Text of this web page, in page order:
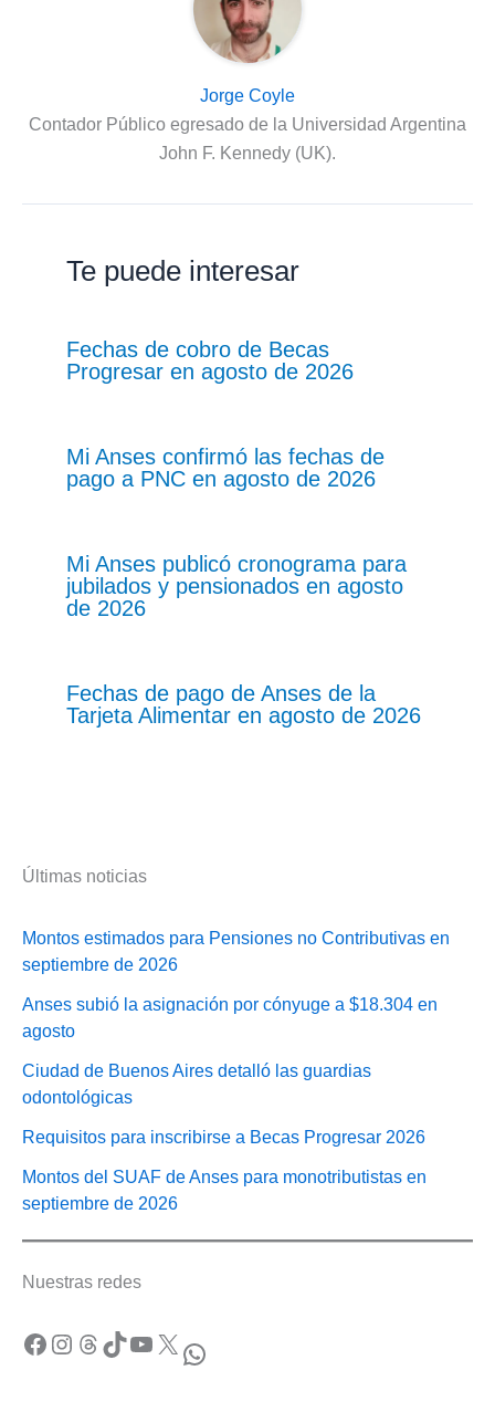
Jorge Coyle
Contador Público egresado de la Universidad Argentina
John F. Kennedy (UK).
Te puede interesar
Fechas de cobro de Becas
Progresar en agosto de 2026
Mi Anses confirmó las fechas de
pago a PNC en agosto de 2026
Mi Anses publicó cronograma para
jubilados y pensionados en agosto
de 2026
Fechas de pago de Anses de la
Tarjeta Alimentar en agosto de 2026
Últimas noticias
Montos estimados para Pensiones no Contributivas en
septiembre de 2026
Anses subió la asignación por cónyuge a $18.304 en
agosto
Ciudad de Buenos Aires detalló las guardias
odontológicas
Requisitos para inscribirse a Becas Progresar 2026
Montos del SUAF de Anses para monotributistas en
septiembre de 2026
Nuestras redes
Facebook Instagram Threads TikTok YouTube X WhatsApp